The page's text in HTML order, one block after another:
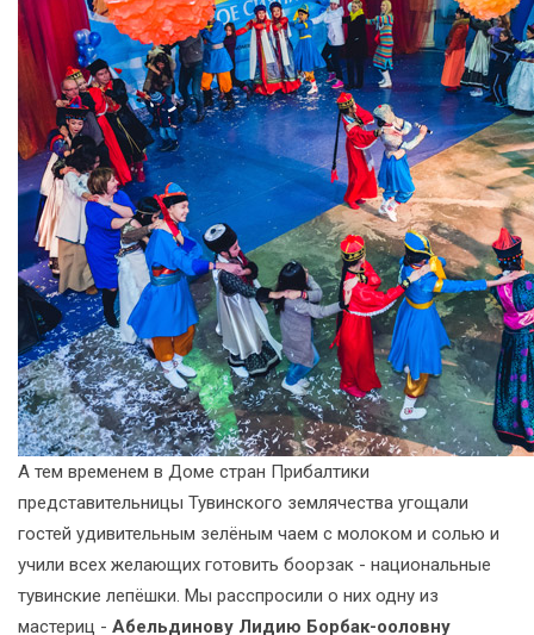
А тем временем в Доме стран Прибалтики
представительницы Тувинского землячества угощали
гостей удивительным зелёным чаем с молоком и солью и
учили всех желающих готовить боорзак - национальные
тувинские лепёшки. Мы расспросили о них одну из
мастериц - Абельдинову Лидию Борбак-ооловну